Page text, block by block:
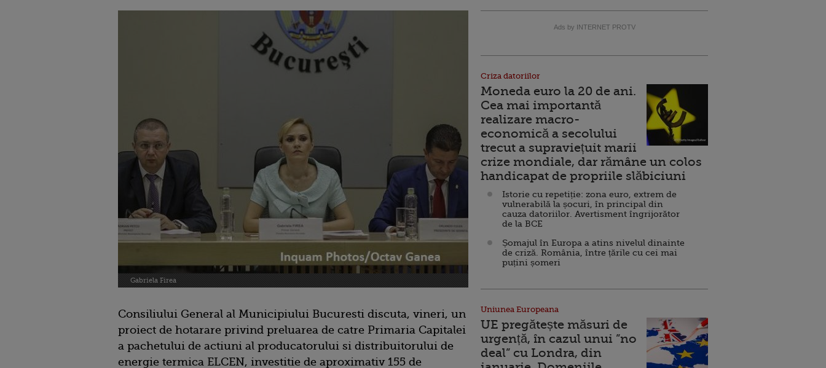
Gabriela Firea
Consiliului General al Municipiului Bucuresti discuta, vineri, un
proiect de hotarare privind preluarea de catre Primaria Capitalei
a pachetului de actiuni al producatorului si distribuitorului de
energie termica ELCEN, investitie de aproximativ 155 de
Ads by INTERNET PROTV
Criza datoriilor
Moneda euro la 20 de ani.
Cea mai importantă
realizare macro-
economică a secolului
trecut a supraviețuit marii
crize mondiale, dar rămâne un colos
handicapat de propriile slăbiciuni
Istorie cu repetiție: zona euro, extrem de
vulnerabilă la șocuri, în principal din
cauza datoriilor. Avertisment îngrijorător
de la BCE
Șomajul în Europa a atins nivelul dinainte
de criză. România, între țările cu cei mai
puțini șomeri
Uniunea Europeana
UE pregătește măsuri de
urgență, în cazul unui ”no
deal” cu Londra, din